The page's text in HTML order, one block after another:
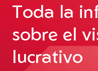
Toda la
sobre el
lucrativo